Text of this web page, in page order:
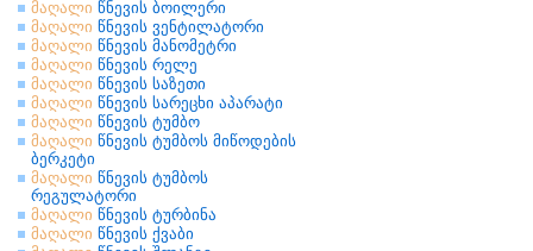
მაღალი წნევის ბოილერი
მაღალი წნევის ვენტილატორი
მაღალი წნევის მანომეტრი
მაღალი წნევის რელე
მაღალი წნევის საზეთი
მაღალი წნევის სარეცხი აპარატი
მაღალი წნევის ტუმბო
მაღალი წნევის ტუმბოს მიწოდების
ბერკეტი
მაღალი წნევის ტუმბოს
რეგულატორი
მაღალი წნევის ტურბინა
მაღალი წნევის ქვაბი